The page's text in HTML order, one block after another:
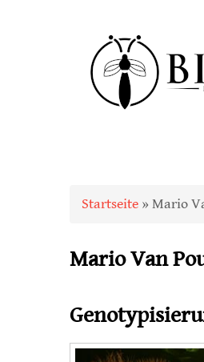
Sie sind hier
Startseite » Mario
Mario Van